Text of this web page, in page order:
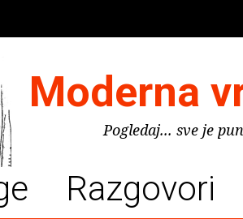
Moderna
Pogledaj... sve je
Razgovori